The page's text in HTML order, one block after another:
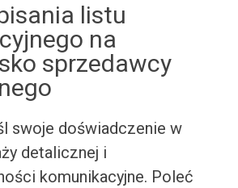
listu
na
sprzedawcy
swoje doświadczenie w
detalicznej i
komunikacyjne. Poleć